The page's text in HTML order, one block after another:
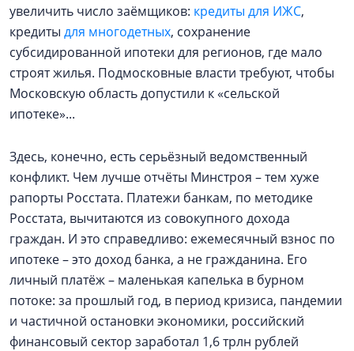
увеличить число заёмщиков: кредиты для ИЖС,
кредиты для многодетных, сохранение
субсидированной ипотеки для регионов, где мало
строят жилья. Подмосковные власти требуют, чтобы
Московскую область допустили к «сельской
ипотеке»...
Здесь, конечно, есть серьёзный ведомственный
конфликт. Чем лучше отчёты Минстроя – тем хуже
рапорты Росстата. Платежи банкам, по методике
Росстата, вычитаются из совокупного дохода
граждан. И это справедливо: ежемесячный взнос по
ипотеке – это доход банка, а не гражданина. Его
личный платёж – маленькая капелька в бурном
потоке: за прошлый год, в период кризиса, пандемии
и частичной остановки экономики, российский
финансовый сектор заработал 1,6 трлн рублей